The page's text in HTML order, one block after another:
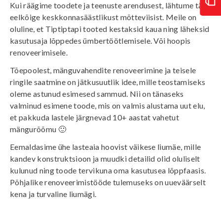
Kui räägime toodete ja teenuste arendusest, lähtume täna
eelkõige keskkonnasäästlikust mõtteviisist. Meile on
oluline, et Tiptiptapi tooted kestaksid kaua ning läheksid
kasutusaja lõppedes ümbertöötlemisele. Või hoopis
renoveerimisele.
Tõepoolest, mänguvahendite renoveerimine ja teisele
ringile saatmine on jätkusuutlik idee, mille teostamiseks
oleme astunud esimesed sammud. Nii on tänaseks
valminud esimene toode, mis on valmis alustama uut elu,
et pakkuda lastele järgnevad 10+ aastat vahetut
mängurõõmu 🙂
Eemaldasime ühe lasteaia hoovist väikese liumäe, mille
kandev konstruktsioon ja muudki detailid olid oluliselt
kulunud ning toode tervikuna oma kasutusea lõppfaasis.
Põhjalike renoveerimistööde tulemuseks on uueväärselt
kena ja turvaline liumägi.